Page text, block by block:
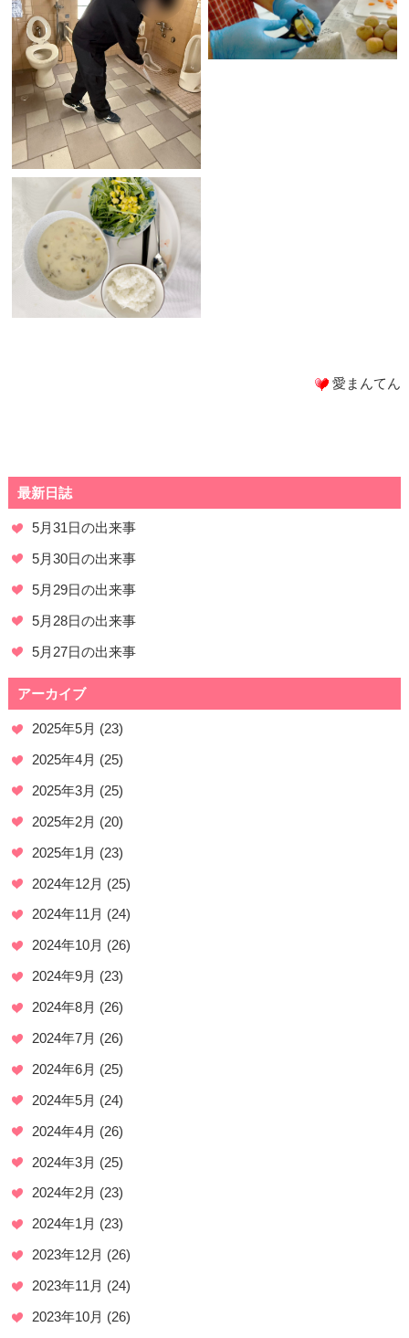
愛まんてん
最新日誌
5月31日の出来事
5月30日の出来事
5月29日の出来事
5月28日の出来事
5月27日の出来事
アーカイブ
2025年5月 (23)
2025年4月 (25)
2025年3月 (25)
2025年2月 (20)
2025年1月 (23)
2024年12月 (25)
2024年11月 (24)
2024年10月 (26)
2024年9月 (23)
2024年8月 (26)
2024年7月 (26)
2024年6月 (25)
2024年5月 (24)
2024年4月 (26)
2024年3月 (25)
2024年2月 (23)
2024年1月 (23)
2023年12月 (26)
2023年11月 (24)
2023年10月 (26)